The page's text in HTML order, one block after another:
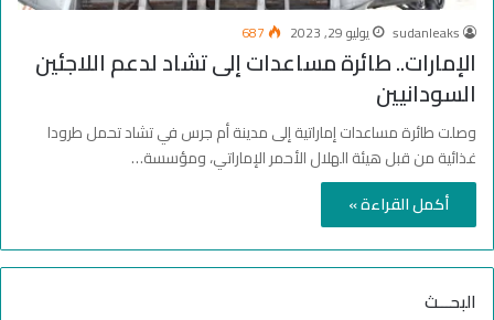
sudanleaks يوليو 29, 2023 687
الإمارات.. طائرة مساعدات إلى تشاد لدعم اللاجئين
السودانيين
وصلت طائرة مساعدات إماراتية إلى مدينة أم جرس في تشاد تحمل طرودا
غذائية من قبل هيئة الهلال الأحمر الإماراتي، ومؤسسة…
أكمل القراءة »
البحـــث